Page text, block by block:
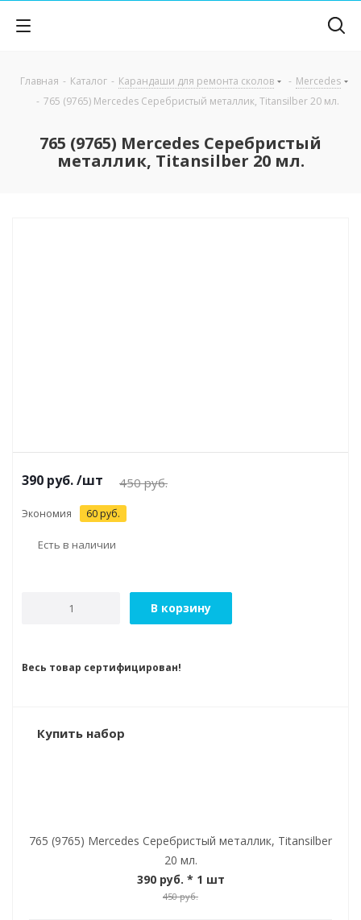
Главная - Каталог - Карандаши для ремонта сколов - Mercedes
- 765 (9765) Mercedes Серебристый металлик, Titansilber 20 мл.
765 (9765) Mercedes Серебристый
металлик, Titansilber 20 мл.
390 руб./шт 450руб.
Экономия 60 руб.
Есть в наличии
В корзину
Весь товар сертифицирован!
Купить набор
765 (9765) Mercedes Серебристый металлик, Titansilber
20 мл.
390 руб. * 1 шт
450 руб.